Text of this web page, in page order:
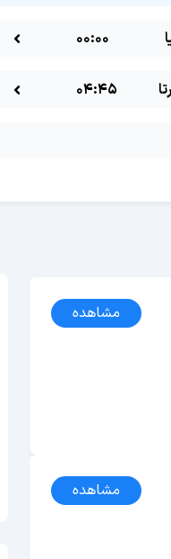
00:00
04:45
مشاهده
مشاهده